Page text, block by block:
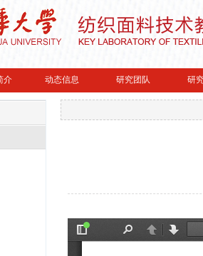
介 动态信息 研究团队 研